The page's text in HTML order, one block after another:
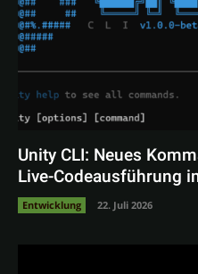
Unity CLI: Neues
Live-Codeausführung
Entwicklung 22. Juli 2026